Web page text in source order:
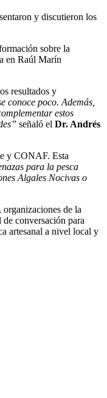
y discutieron los
sobre la
en Raúl Marín
resultados y
conoce poco. Además,
estos
señaló el Dr. Andrés
y CONAF. Esta
para la pesca
Algales Nocivas o
de la
conversación para
artesanal a nivel local y